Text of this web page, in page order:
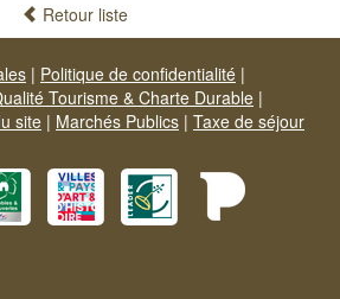
Retour liste
| Politique de confidentialité |
Tourisme & Charte Durable |
site | Marchés Publics | Taxe de séjour